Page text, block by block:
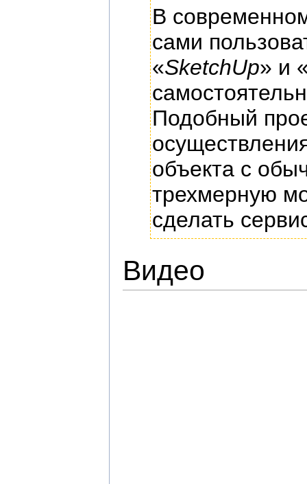
В
сами
«SketchUp» и
Подобный
объекта с
трехмерную
сделать
Видео